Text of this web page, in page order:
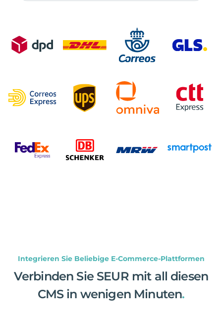
Integrieren Sie Beliebige E-Commerce-Plattformen
Verbinden Sie SEUR mit all diesen
CMS in wenigen Minuten.